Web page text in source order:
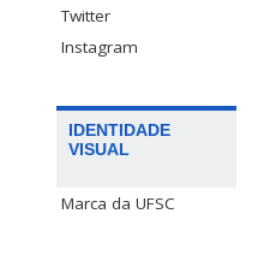
Twitter
Instagram
IDENTIDADE
VISUAL
Marca da UFSC